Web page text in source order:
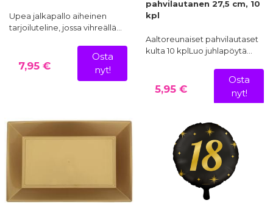
Upea jalkapallo aiheinen
tarjoiluteline, jossa vihreällä…
7,95 €
Osta
nyt!
pahvilautanen 27,5 cm, 10
kpl
Aaltoreunaiset pahvilautaset
kulta 10 kplLuo juhlapöytä…
5,95 €
Osta
nyt!